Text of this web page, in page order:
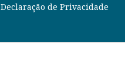
Declaração de Privacidade